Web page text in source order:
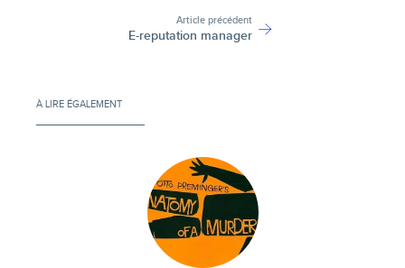
Article précédent
E-reputation manager
À LIRE ÉGALEMENT